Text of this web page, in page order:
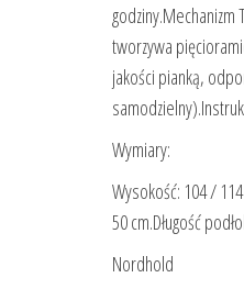
godziny.Mechanizm
tworzywa
jakości pianką,
Wymiary:
Wysokość: 104 /
50 cm.Długość
Nordhold